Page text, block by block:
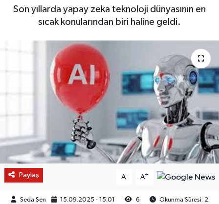
Son yıllarda yapay zeka teknoloji dünyasının en
sıcak konularından biri haline geldi.
Paylaş A- A+
Seda Şen 15.09.2025 - 15:01 6
Okunma Süresi: 2